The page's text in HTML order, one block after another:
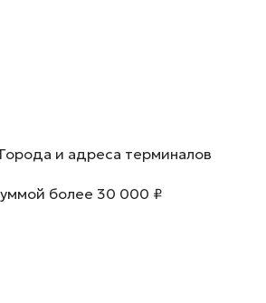
и адреса терминалов
более 30 000 ₽